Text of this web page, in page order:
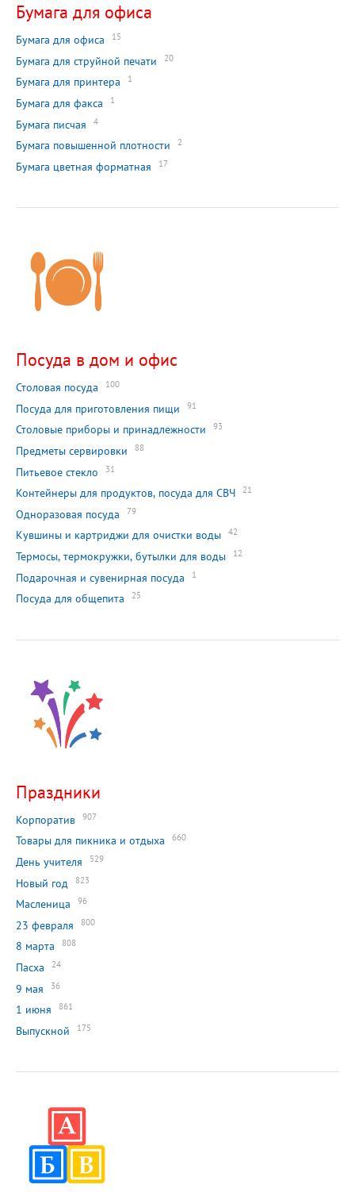
Бумага для офиса
Бумага для офиса 15
Бумага для струйной печати 20
Бумага для принтера 1
Бумага для факса 1
Бумага писчая 4
Бумага повышенной плотности 2
Бумага цветная форматная 17
Посуда в дом и офис
Столовая посуда 100
Посуда для приготовления пищи 91
Столовые приборы и принадлежности 93
Предметы сервировки 88
Питьевое стекло 31
Контейнеры для продуктов, посуда для СВЧ 21
Одноразовая посуда 79
Кувшины и картриджи для очистки воды 42
Термосы, термокружки, бутылки для воды 12
Подарочная и сувенирная посуда 1
Посуда для общепита 25
Праздники
Корпоратив 907
Товары для пикника и отдыха 660
День учителя 529
Новый год 823
Масленица 96
23 февраля 800
8 марта 808
Пасха 24
9 мая 36
1 июня 861
Выпускной 175